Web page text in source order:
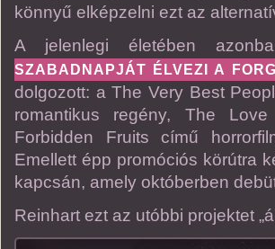
könnyű elképzelni ezt az
A jelenlegi életében
SZABADNAPJÁT ÉLVEZI A
dolgozott: a The Very Best
romantikus regény, The
Forbidden Fruits című
Emellett épp promóciós körútra
kapcsán, amely októberben
Reinhart ezt az utóbbi projektet